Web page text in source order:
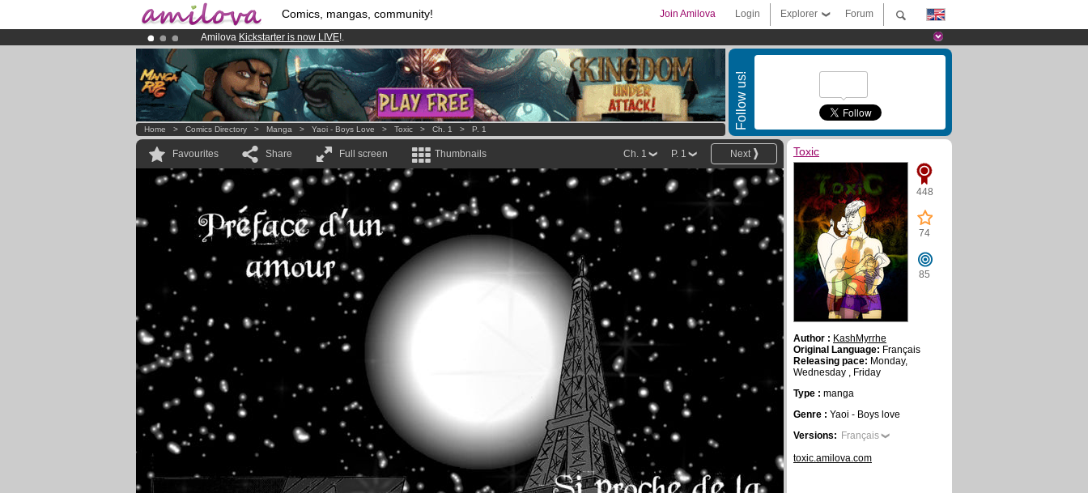
Comics, mangas, community! Forum
Explorer
Login
Join Amilova
Amilova Kickstarter is now LIVE!.
Already 100000membersand 1000comics & mangas!.
Premium membership from3.95 euros per month !Get membership now
Follow us!
Home > Comics Directory > Manga > Yaoi - Boys Love > Toxic > Ch. 1 > P. 1
Favourites Share Full screen Thumbnails Next
P. 1
Ch. 1 Toxic
448
74
85
Author : KashMyrrhe
Original Language: Français
Releasing pace: Monday,
Wednesday , Friday
Type : manga
Genre : Yaoi - Boys love
Versions: Français
toxic.amilova.com